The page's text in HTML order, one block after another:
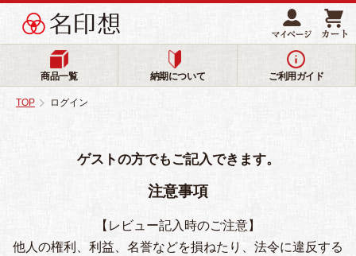
商品一覧 納期について ご利用ガイド
TOP ログイン
ゲストの方でもご記入できます。
注意事項
【レビュー記入時のご注意】
他人の権利、利益、名誉などを損ねたり、法令に違反する